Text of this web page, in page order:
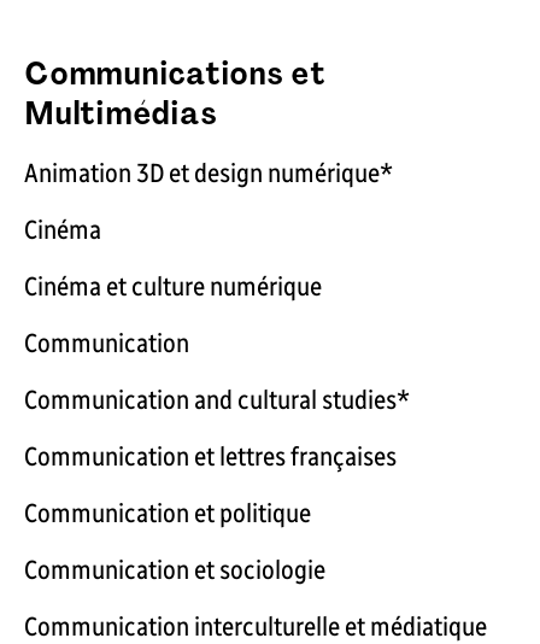
Communications et
Multimédias
Animation 3D et design numérique*
Cinéma
Cinéma et culture numérique
Communication
Communication and cultural studies*
Communication et lettres françaises
Communication et politique
Communication et sociologie
Communication interculturelle et médiatique